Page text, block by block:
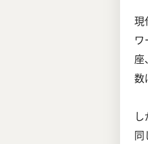
現
座
数
同